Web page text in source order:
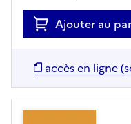
Ajouter au
accès en ligne